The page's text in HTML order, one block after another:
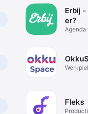
Erbij
er?
Agenda
Fleks